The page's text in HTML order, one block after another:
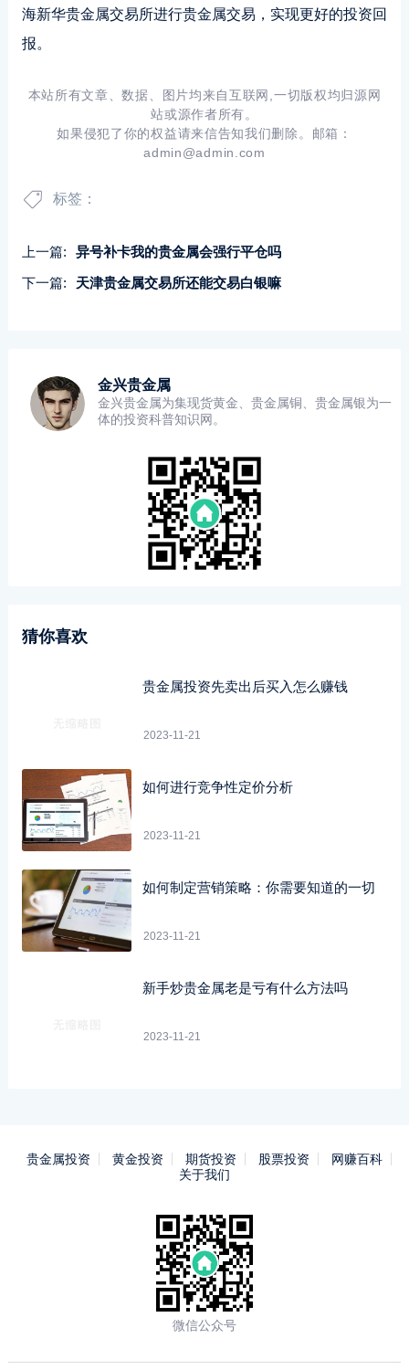
海新华贵金属交易所进行贵金属交易，实现更好的投资回
报。
本站所有文章、数据、图片均来自互联网,一切版权均归源网
站或源作者所有。
如果侵犯了你的权益请来信告知我们删除。邮箱：
admin@admin.com
标签：
上一篇:
异号补卡我的贵金属会强行平仓吗
下一篇:
天津贵金属交易所还能交易白银嘛
金兴贵金属
金兴贵金属为集现货黄金、贵金属铜、贵金属银为一
体的投资科普知识网。
猜你喜欢
贵金属投资先卖出后买入怎么赚钱
2023-11-21
如何进行竞争性定价分析
2023-11-21
如何制定营销策略：你需要知道的一切
2023-11-21
新手炒贵金属老是亏有什么方法吗
2023-11-21
贵金属投资 黄金投资 期货投资 股票投资
网赚百科
关于我们
微信公众号